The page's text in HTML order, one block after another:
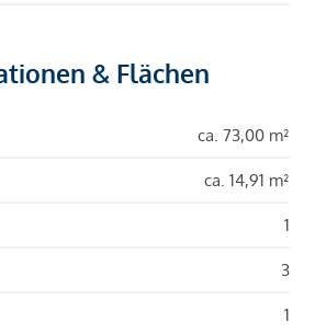
& Flächen
ca. 73,00 m²
ca. 14,91 m²
1
3
1